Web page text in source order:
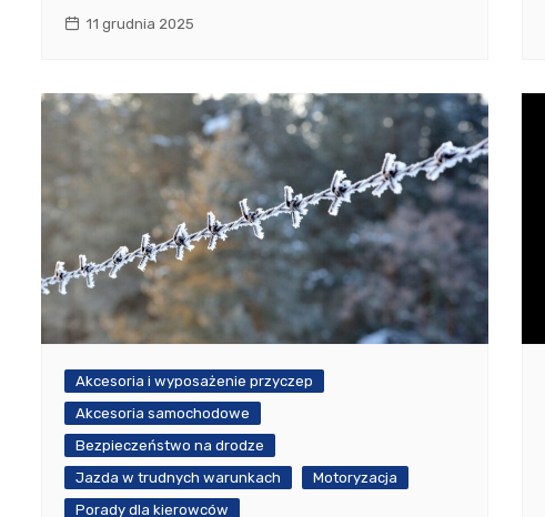
11 grudnia 2025
Akcesoria i wyposażenie przyczep
Akcesoria samochodowe
Bezpieczeństwo na drodze
Jazda w trudnych warunkach
Motoryzacja
Porady dla kierowców